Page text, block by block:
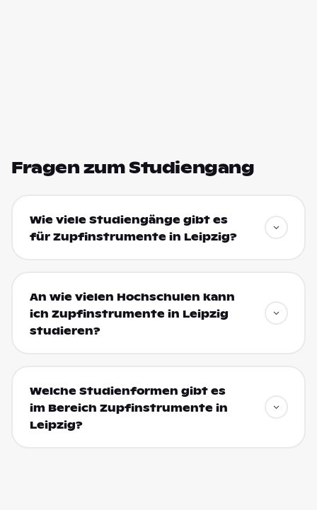
Fragen zum Studiengang
Wie viele Studiengänge gibt es
für Zupfinstrumente in Leipzig?
An wie vielen Hochschulen kann
ich Zupfinstrumente in Leipzig
studieren?
Welche Studienformen gibt es
im Bereich Zupfinstrumente in
Leipzig?